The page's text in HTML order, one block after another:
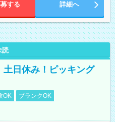
する 詳細へ
読
日休み！ピッキング
OK
ブランクOK